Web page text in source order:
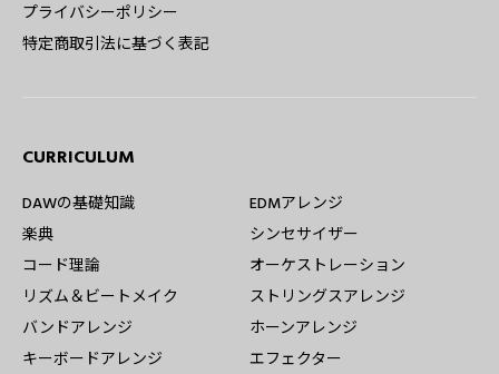
プライバシーポリシー
特定商取引法に基づく表記
CURRICULUM
DAWの基礎知識
楽典
コード理論
リズム＆ビートメイク
バンドアレンジ
キーボードアレンジ
EDMアレンジ
シンセサイザー
オーケストレーション
ストリングスアレンジ
ホーンアレンジ
エフェクター